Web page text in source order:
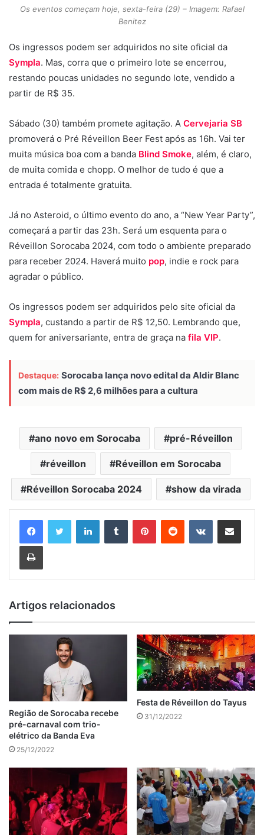
Os eventos começam hoje, sexta-feira (29) – Imagem: Rafael
Benitez
Os ingressos podem ser adquiridos no site oficial da
Sympla. Mas, corra que o primeiro lote se encerrou,
restando poucas unidades no segundo lote, vendido a
partir de R$ 35.
Sábado (30) também promete agitação. A Cervejaria SB
promoverá o Pré Réveillon Beer Fest após as 16h. Vai ter
muita música boa com a banda Blind Smoke, além, é claro,
de muita comida e chopp. O melhor de tudo é que a
entrada é totalmente gratuita.
Já no Asteroid, o último evento do ano, a “New Year Party”,
começará a partir das 23h. Será um esquenta para o
Réveillon Sorocaba 2024, com todo o ambiente preparado
para receber 2024. Haverá muito pop, indie e rock para
agradar o público.
Os ingressos podem ser adquiridos pelo site oficial da
Sympla, custando a partir de R$ 12,50. Lembrando que,
quem for aniversariante, entra de graça na fila VIP.
Destaque: Sorocaba lança novo edital da Aldir Blanc
com mais de R$ 2,6 milhões para a cultura
ano novo em Sorocaba pré-Réveillon
réveillon Réveillon em Sorocaba
Réveillon Sorocaba 2024 show da virada
LinkedinTumblr PinterestReddit VK Compartilhar via e-mail
Imprimir
Artigos relacionados
Região de Sorocaba recebe
pré-carnaval com trio-
elétrico da Banda Eva
25/12/2022
Festa de Réveillon do Tayus
31/12/2022